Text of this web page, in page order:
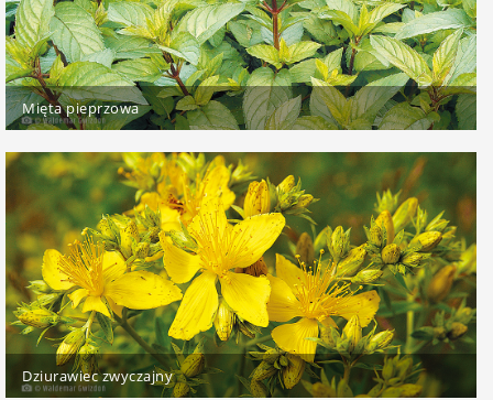
Mięta pieprzowa
Dziurawiec zwyczajny